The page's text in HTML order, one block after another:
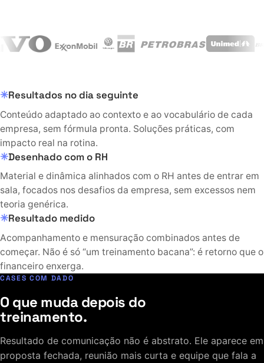
Resultados no dia seguinte
Conteúdo adaptado ao contexto e ao vocabulário de cada
empresa, sem fórmula pronta. Soluções práticas, com
impacto real na rotina.
Desenhado com o RH
Material e dinâmica alinhados com o RH antes de entrar em
sala, focados nos desafios da empresa, sem excessos nem
teoria genérica.
Resultado medido
Acompanhamento e mensuração combinados antes de
começar. Não é só “um treinamento bacana”: é retorno que o
financeiro enxerga.
CASES COM DADO
O que muda depois do
treinamento.
Resultado de comunicação não é abstrato. Ele aparece em
proposta fechada, reunião mais curta e equipe que fala a